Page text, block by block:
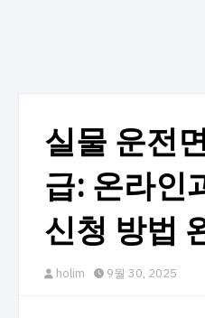
실물 운전
급: 온라인
신청 방법
holim 9월 30, 2025